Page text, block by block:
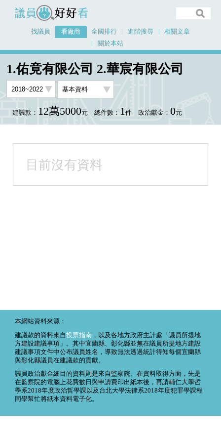
議員好好看
找議員 看廠商 全國排行 進階搜尋
相關文章
關於本站
1.佑竟有限公司 2.華宸有限公司
建議款： 12萬5000元 總件數： 1件 政治獻金： 0元
目前沒有資料
本網站資料來源：
建議款的資料來自投票指南 ，以及各地方政府主計處「議員所提地
方建設建議事項」。其中宜蘭縣、彰化縣並無在議員所提地方建設
建議事項文件中公布議員姓名，導致無法透過統計得知每個宜蘭縣
與彰化縣議員在建議款的貢獻。
議員政治獻金細目的資料則是來自監察院。在資料取得方面，先是
在監察院的電腦上花費數日與申請費印出紙本後，再請輔仁大學哲
學系2018年度政治哲學課以及台北大學法律系2018年度犯罪學課程
同學幫忙將紙本資料電子化。